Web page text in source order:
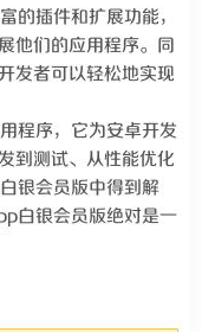
的插件和扩展功能，
他们的应用程序。同
发者可以轻松地实现
程序，它为安卓开发
到测试、从性能优化
银会员版中得到解
白银会员版绝对是一